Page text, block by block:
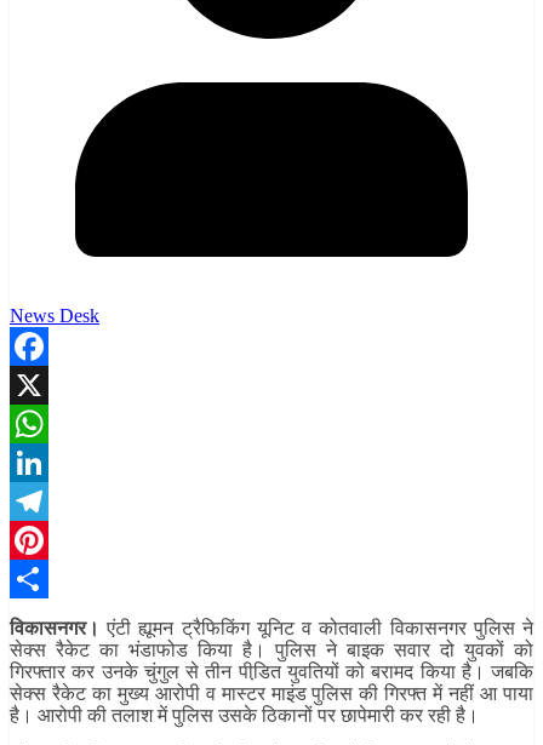
News Desk
Facebook
X
WhatsApp
LinkedIn
Telegram
Pinterest
Share
विकासनगर। एंटी ह्यूमन ट्रैफिकिंग यूनिट व कोतवाली विकासनगर पुलिस ने
सेक्स रैकेट का भंडाफोड किया है। पुलिस ने बाइक सवार दो युवकों को
गिरफ्तार कर उनके चुंगुल से तीन पीडि़त युवतियों को बरामद किया है। जबकि
सेक्स रैकेट का मुख्य आरोपी व मास्टर माइंड पुलिस की गिरफ्त में नहीं आ पाया
है। आरोपी की तलाश में पुलिस उसके ठिकानों पर छापेमारी कर रही है।